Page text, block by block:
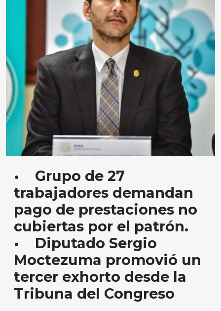
• Grupo de 27
trabajadores demandan
pago de prestaciones no
cubiertas por el patrón.
• Diputado Sergio
Moctezuma promovió un
tercer exhorto desde la
Tribuna del Congreso